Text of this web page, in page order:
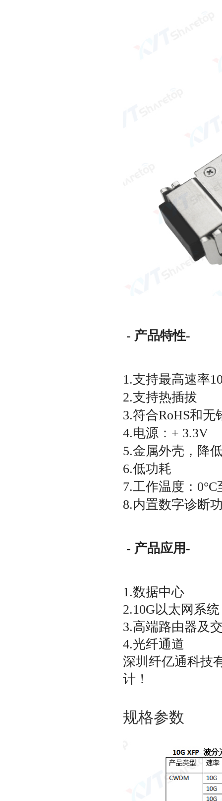
- 产品特性-
1.支持最高速率
2.支持热插拔
3.符合RoHS和无
4.电源：+ 3.3V
5.金属外壳，降
6.低功耗
7.工作温度：0°C
8.内置数字诊断
- 产品应用-
1.数据中心
2.10G以太网系统
3.高端路由器及
4.光纤通道
深圳纤亿通科技
计！
规格参数